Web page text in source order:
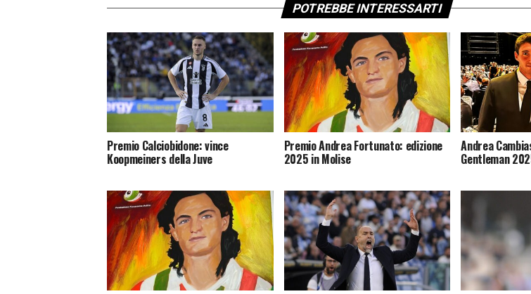
POTREBBE INTERESSARTI
Premio Calciobidone: vince
Koopmeiners della Juve
Premio Andrea Fortunato: edizione
2025 in Molise
Andrea
Gentleman